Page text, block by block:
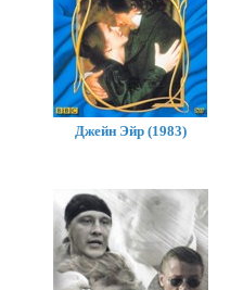
Джейн Эйр (1983)